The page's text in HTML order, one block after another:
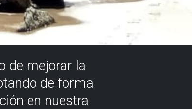
de mejorar la
de forma
en nuestra